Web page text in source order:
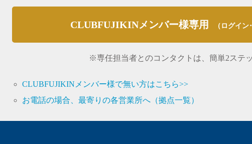
CLUBFUJIKINメンバー様専用 （ログイン
※専任担当者とのコンタクトは、簡単2ステ
CLUBFUJIKINメンバー様で無い方はこちら>>
お電話の場合、最寄りの各営業所へ（拠点一覧）